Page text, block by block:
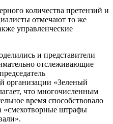
количества претензий и
отмечают то же
управленческие
и представители
отслеживающие
организации «Зеленый
что многочисленным
время способствовало
«смехотворные штрафы